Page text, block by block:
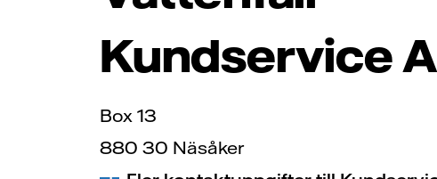
Kundservice
Box 13
880 30 Näsåker